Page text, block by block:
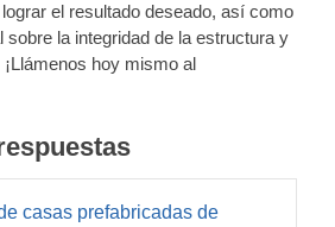
el resultado deseado, así como
sobre la integridad de la estructura y
hoy mismo al
casas prefabricadas de